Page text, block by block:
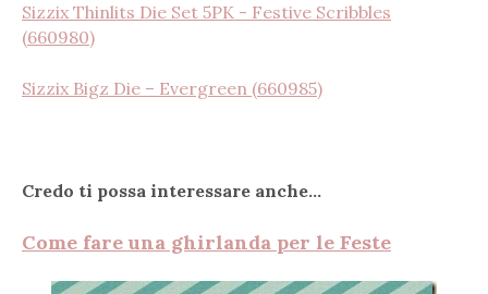
Sizzix Thinlits Die Set 5PK - Festive Scribbles
(660980)
Sizzix Bigz Die – Evergreen (660985)
Credo ti possa interessare anche...
Come fare una ghirlanda per le Feste